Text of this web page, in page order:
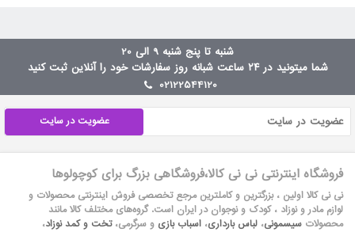
شنبه تا پنج شنبه 9 الی 20
شما میتونید در ۲۴ ساعت شبانه روز سفارشات خود را آنلاین ثبت کنید
02122544120
عضویت در سایت
فروشگاه اینترنتی نی نی کالا،فروشگاهی بزرگ برای کوچولوها
نی نی کالا اولین ، بزرگترین و کاملترین مرجع تخصصی فروش اینترنتی محصولات و
لوازم مادر و نوزاد ، کودک و نوجوان در ایران است. گروه‏‏‌های مختلف کالا مانند
محصولات سیسمونی، لباس بارداری، اسباب بازی و سرگرمی،تخت و کمد نوزاد،